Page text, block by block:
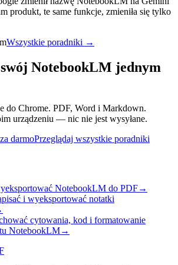
produkt, te same funkcje, zmieniła się tylko
Wszystkie poradniki →
NotebookLM jednym
do Chrome. PDF, Word i Markdown.
urządzeniu — nic nie jest wysyłane.
darmoPrzeglądaj wszystkie poradniki
NotebookLM do PDF→
i wyeksportować notatki
cytowania, kod i formatowanie
NotebookLM→